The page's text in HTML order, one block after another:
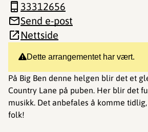
Dette arrangementet har vært.
På Big Ben denne helgen blir det et
Country Lane på puben. Her blir det
musikk. Det anbefales å komme
folk!
33312656
Send e-post
Nettside